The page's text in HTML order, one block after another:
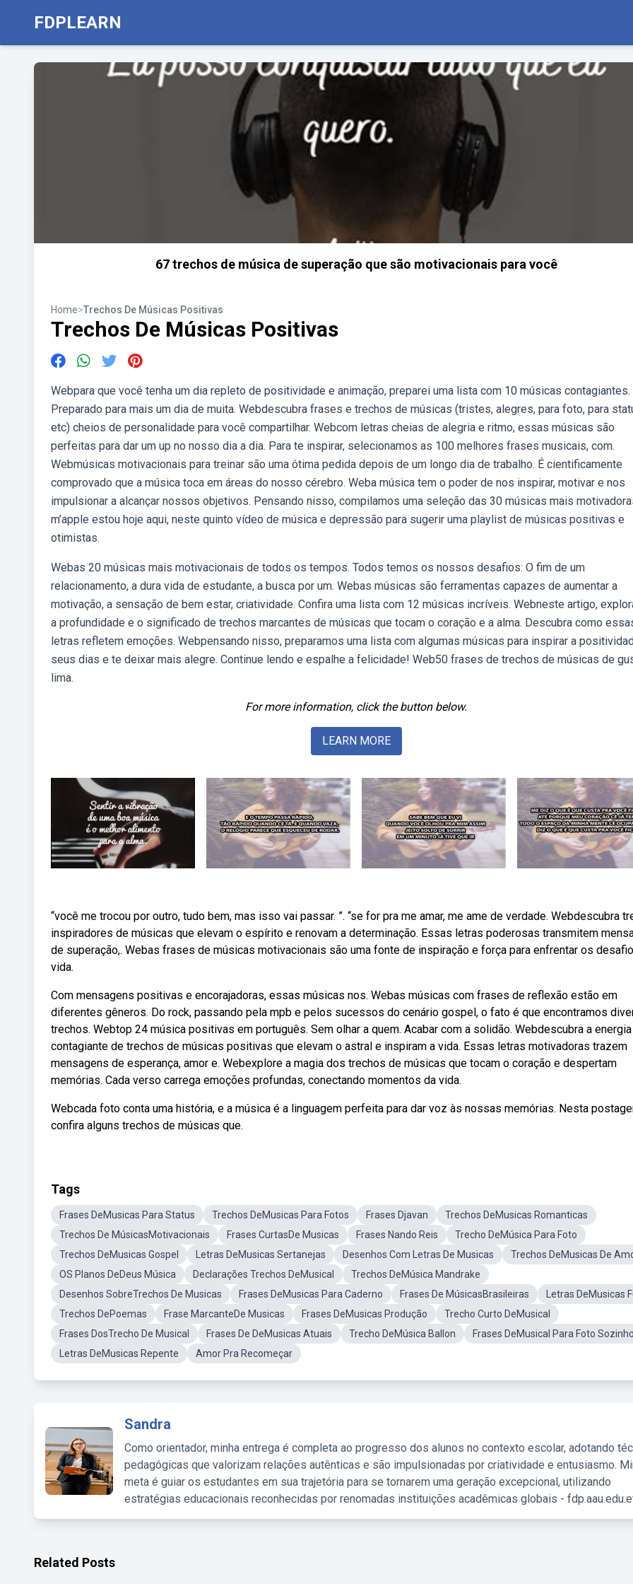
FDPLEARN
67 trechos de música de superação que são motivacionais para você
Home>Trechos De Músicas Positivas
Trechos De Músicas Positivas
Webpara que você tenha um dia repleto de positividade e animação, preparei uma lista com 10 músicas contagiantes.
Preparado para mais um dia de muita. Webdescubra frases e trechos de músicas (tristes, alegres, para foto, para
etc) cheios de personalidade para você compartilhar. Webcom letras cheias de alegria e ritmo, essas músicas são
perfeitas para dar um up no nosso dia a dia. Para te inspirar, selecionamos as 100 melhores frases musicais, com.
Webmúsicas motivacionais para treinar são uma ótima pedida depois de um longo dia de trabalho. É cientificamente
comprovado que a música toca em áreas do nosso cérebro. Weba música tem o poder de nos inspirar, motivar e nos
impulsionar a alcançar nossos objetivos. Pensando nisso, compilamos uma seleção das 30 músicas mais
m’apple estou hoje aqui, neste quinto vídeo de música e depressão para sugerir uma playlist de músicas positivas e
otimistas.
Webas 20 músicas mais motivacionais de todos os tempos. Todos temos os nossos desafios: O fim de um
relacionamento, a dura vida de estudante, a busca por um. Webas músicas são ferramentas capazes de aumentar a
motivação, a sensação de bem estar, criatividade. Confira uma lista com 12 músicas incríveis. Webneste artigo,
a profundidade e o significado de trechos marcantes de músicas que tocam o coração e a alma. Descubra como
letras refletem emoções. Webpensando nisso, preparamos uma lista com algumas músicas para inspirar a
seus dias e te deixar mais alegre. Continue lendo e espalhe a felicidade! Web50 frases de trechos de músicas de
lima.
For more information, click the button below.
LEARN MORE
“você me trocou por outro, tudo bem, mas isso vai passar. ”. “se for pra me amar, me ame de verdade. Webdescubra
inspiradores de músicas que elevam o espírito e renovam a determinação. Essas letras poderosas transmitem
de superação,. Webas frases de músicas motivacionais são uma fonte de inspiração e força para enfrentar os
vida.
Com mensagens positivas e encorajadoras, essas músicas nos. Webas músicas com frases de reflexão estão em
diferentes gêneros. Do rock, passando pela mpb e pelos sucessos do cenário gospel, o fato é que encontramos
trechos. Webtop 24 música positivas em português. Sem olhar a quem. Acabar com a solidão. Webdescubra a energia
contagiante de trechos de músicas positivas que elevam o astral e inspiram a vida. Essas letras motivadoras trazem
mensagens de esperança, amor e. Webexplore a magia dos trechos de músicas que tocam o coração e despertam
memórias. Cada verso carrega emoções profundas, conectando momentos da vida.
Webcada foto conta uma história, e a música é a linguagem perfeita para dar voz às nossas memórias. Nesta
confira alguns trechos de músicas que.
Tags
Frases DeMusicas Para Status Trechos DeMusicas Para Fotos Frases Djavan
Trechos DeMusicas Romanticas
Trechos De MúsicasMotivacionais
Frases CurtasDe Musicas Frases Nando Reis
Trecho DeMúsica Para Foto
Trechos DeMusicas Gospel
Letras DeMusicas Sertanejas Desenhos Com Letras De Musicas
Trechos DeMusicas De
OS Planos DeDeus Música
Declarações Trechos DeMusical
Trechos DeMúsica Mandrake
Desenhos SobreTrechos De Musicas
Frases DeMusicas Para Caderno Frases De MúsicasBrasileiras
Letras DeMusicas
Trechos DePoemas
Frase MarcanteDe Musicas Frases DeMusicas Produção
Trecho Curto DeMusical
Frases DosTrecho De Musical
Frases De DeMusicas Atuais Trecho DeMúsica Ballon
Frases DeMusical Para Foto Sozinho
Letras DeMusicas Repente
Amor Pra Recomeçar
Sandra
Como orientador, minha entrega é completa ao progresso dos alunos no contexto escolar, adotando
pedagógicas que valorizam relações autênticas e são impulsionadas por criatividade e entusiasmo.
meta é guiar os estudantes em sua trajetória para se tornarem uma geração excepcional, utilizando
estratégias educacionais reconhecidas por renomadas instituições acadêmicas globais -
Related Posts